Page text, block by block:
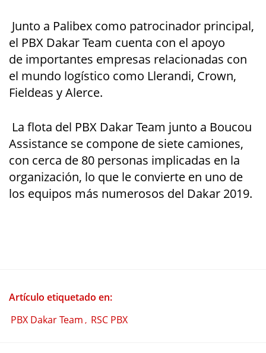
Junto a Palibex como patrocinador principal,
el PBX Dakar Team cuenta con el apoyo
de importantes empresas relacionadas con
el mundo logístico como Llerandi, Crown,
Fieldeas y Alerce.
La flota del PBX Dakar Team junto a Boucou
Assistance se compone de siete camiones,
con cerca de 80 personas implicadas en la
organización, lo que le convierte en uno de
los equipos más numerosos del Dakar 2019.
Artículo etiquetado en:
PBX Dakar Team , RSC PBX